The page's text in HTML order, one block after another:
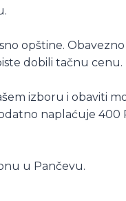
opštine. Obavezno
dobili tačnu cenu.
izboru i obaviti
naplaćuje 400
u Pančevu.